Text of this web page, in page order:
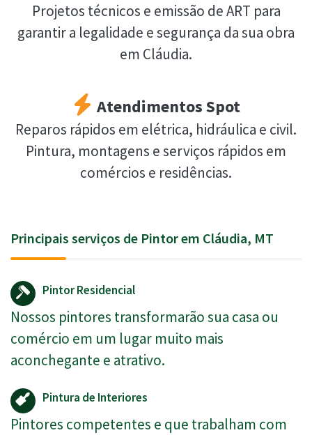
Projetos técnicos e emissão de ART para
garantir a legalidade e segurança da sua obra
em Cláudia.
Atendimentos Spot
Reparos rápidos em elétrica, hidráulica e civil.
Pintura, montagens e serviços rápidos em
comércios e residências.
Principais serviços de Pintor em Cláudia, MT
Pintor Residencial
Nossos pintores transformarão sua casa ou
comércio em um lugar muito mais
aconchegante e atrativo.
Pintura de Interiores
Pintores competentes e que trabalham com